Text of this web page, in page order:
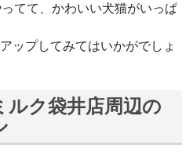
てて、かわいい犬猫がいっぱ
ップしてみてはいかがでしょ
ク袋井店周辺の